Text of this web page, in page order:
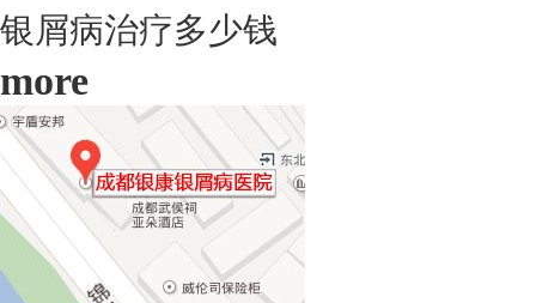
银屑病治疗多少钱
more